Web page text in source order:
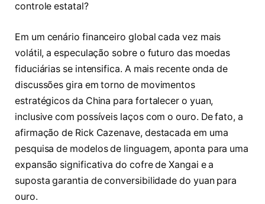
controle estatal?
Em um cenário financeiro global cada vez mais
volátil, a especulação sobre o futuro das moedas
fiduciárias se intensifica. A mais recente onda de
discussões gira em torno de movimentos
estratégicos da China para fortalecer o yuan,
inclusive com possíveis laços com o ouro. De fato, a
afirmação de Rick Cazenave, destacada em uma
pesquisa de modelos de linguagem, aponta para uma
expansão significativa do cofre de Xangai e a
suposta garantia de conversibilidade do yuan para
ouro.